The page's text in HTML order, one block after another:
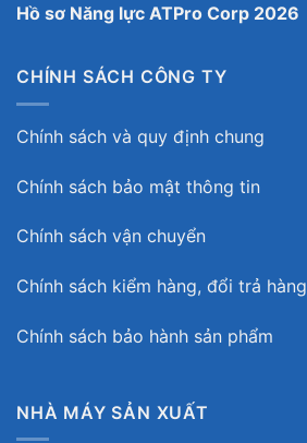
Hồ sơ Năng lực ATPro Corp 2026
CHÍNH SÁCH CÔNG TY
Chính sách và quy định chung
Chính sách bảo mật thông tin
Chính sách vận chuyển
Chính sách kiểm hàng, đổi trả hàng
Chính sách bảo hành sản phẩm
NHÀ MÁY SẢN XUẤT